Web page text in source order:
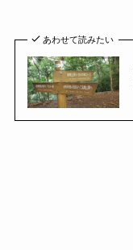
あわせて読みたい